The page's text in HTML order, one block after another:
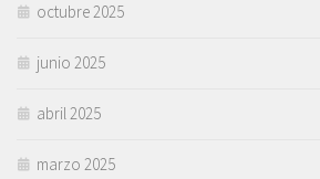
octubre 2025
junio 2025
abril 2025
marzo 2025